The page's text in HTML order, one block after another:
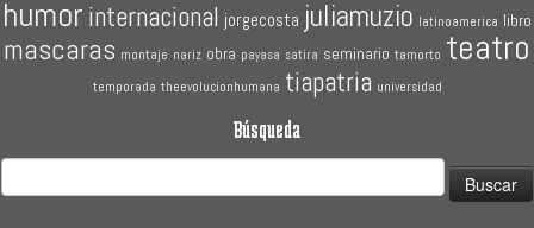
humor internacional jorgecosta juliamuzio latinoamerica libro
mascaras montaje nariz obra payasa satira seminario tamorto teatro
temporada theevolucionhumana tiapatria universidad
Búsqueda